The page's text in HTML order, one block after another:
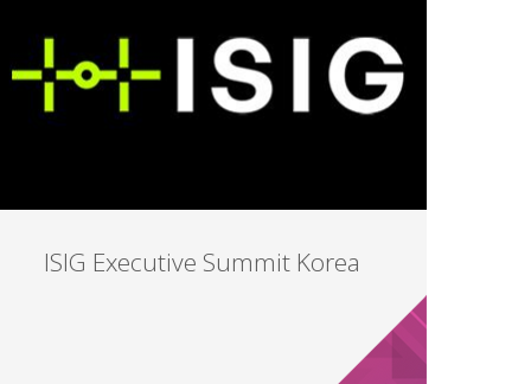
ISIG Executive Summit Korea